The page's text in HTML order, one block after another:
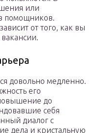
или
помощников.
от того, как вы
довольно медленно.
его
до
себя
диалог с
дела и кристальную